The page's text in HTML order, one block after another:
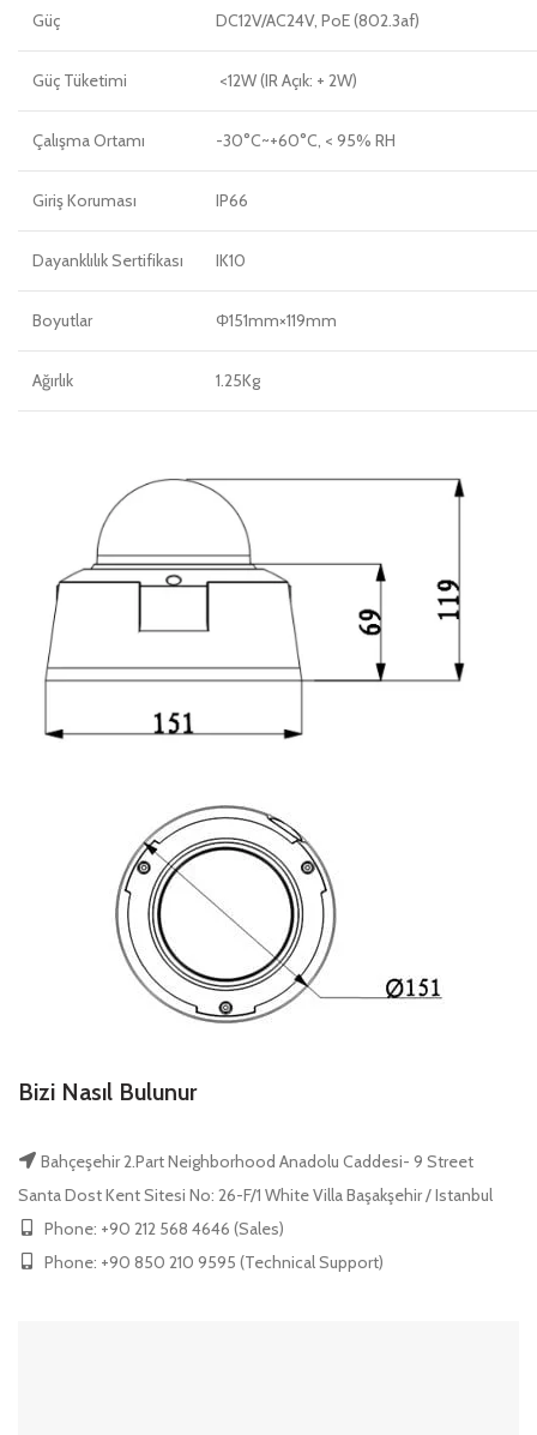
Güç DC12V/AC24V, PoE (802.3af)
Güç Tüketimi <12W (IR Açık: + 2W)
Çalışma Ortamı -30°C~+60°C, < 95% RH
Giriş Koruması IP66
Dayanklılık Sertifikası IK10
Boyutlar Φ151mm×119mm
Ağırlık 1.25Kg
Bizi Nasıl Bulunur
Bahçeşehir 2.Part Neighborhood Anadolu Caddesi- 9 Street
Santa Dost Kent Sitesi No: 26-F/1 White Villa Başakşehir / Istanbul
Phone: +90 212 568 4646 (Sales)
Phone: +90 850 210 9595 (Technical Support)